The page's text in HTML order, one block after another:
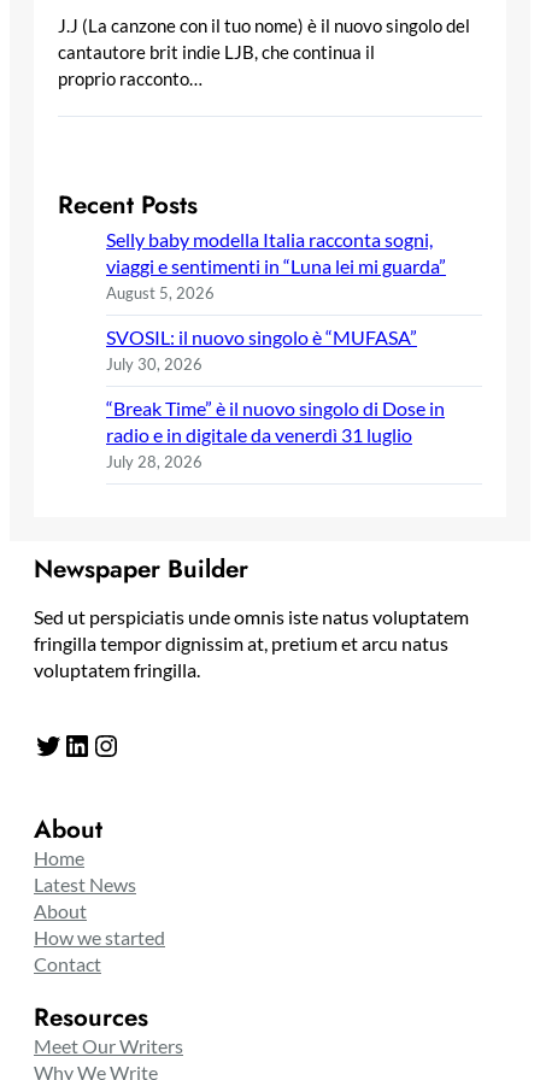
J.J (La canzone con il tuo nome) è il nuovo singolo del
cantautore brit indie LJB, che continua il
proprio racconto…
Recent Posts
Selly baby modella Italia racconta sogni,
viaggi e sentimenti in “Luna lei mi guarda”
August 5, 2026
SVOSIL: il nuovo singolo è “MUFASA”
July 30, 2026
“Break Time” è il nuovo singolo di Dose in
radio e in digitale da venerdì 31 luglio
July 28, 2026
Newspaper Builder
Sed ut perspiciatis unde omnis iste natus voluptatem
fringilla tempor dignissim at, pretium et arcu natus
voluptatem fringilla.
Twitter LinkedIn Instagram
About
Home
Latest News
About
How we started
Contact
Resources
Meet Our Writers
Why We Write